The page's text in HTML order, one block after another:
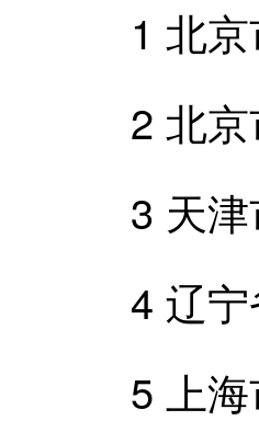
1 北京
2 北京
3 天津
4 辽宁
5 上海